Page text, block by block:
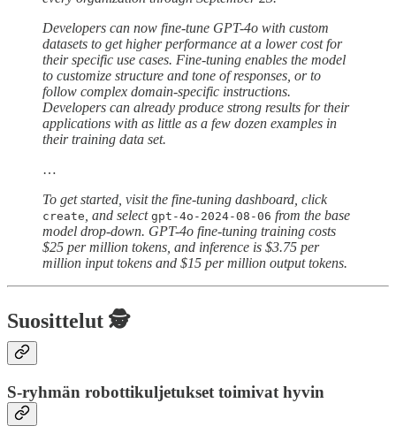
Developers can now fine-tune GPT-4o with custom
datasets to get higher performance at a lower cost for
their specific use cases. Fine-tuning enables the model
to customize structure and tone of responses, or to
follow complex domain-specific instructions.
Developers can already produce strong results for their
applications with as little as a few dozen examples in
their training data set.
…
To get started, visit the fine-tuning dashboard, click
create , and select gpt-4o-2024-08-06 from the base
model drop-down. GPT-4o fine-tuning training costs
$25 per million tokens, and inference is $3.75 per
million input tokens and $15 per million output tokens.
Suosittelut 🕵️
S-ryhmän robottikuljetukset toimivat hyvin